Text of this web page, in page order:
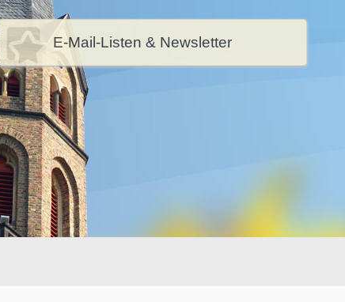
E-Mail-Listen & Newsletter